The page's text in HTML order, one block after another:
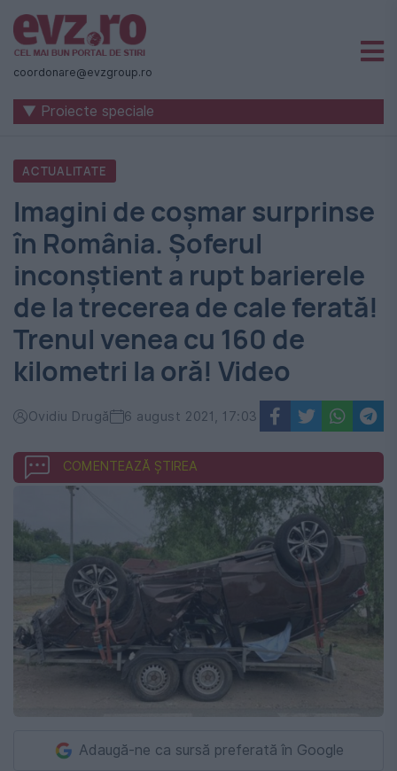
Știri
naționale
internaționale
România
Evenimentul
Zilei
coordonare@evzgroup.ro
▼ Proiecte speciale
ACTUALITATE
Imagini de coșmar surprinse
în România. Șoferul
inconștient a rupt barierele
de la trecerea de cale ferată!
Trenul venea cu 160 de
kilometri la oră! Video
Ovidiu Drugă 6 august 2021, 17:03
COMENTEAZĂ ȘTIREA
Adaugă-ne ca sursă preferată în Google